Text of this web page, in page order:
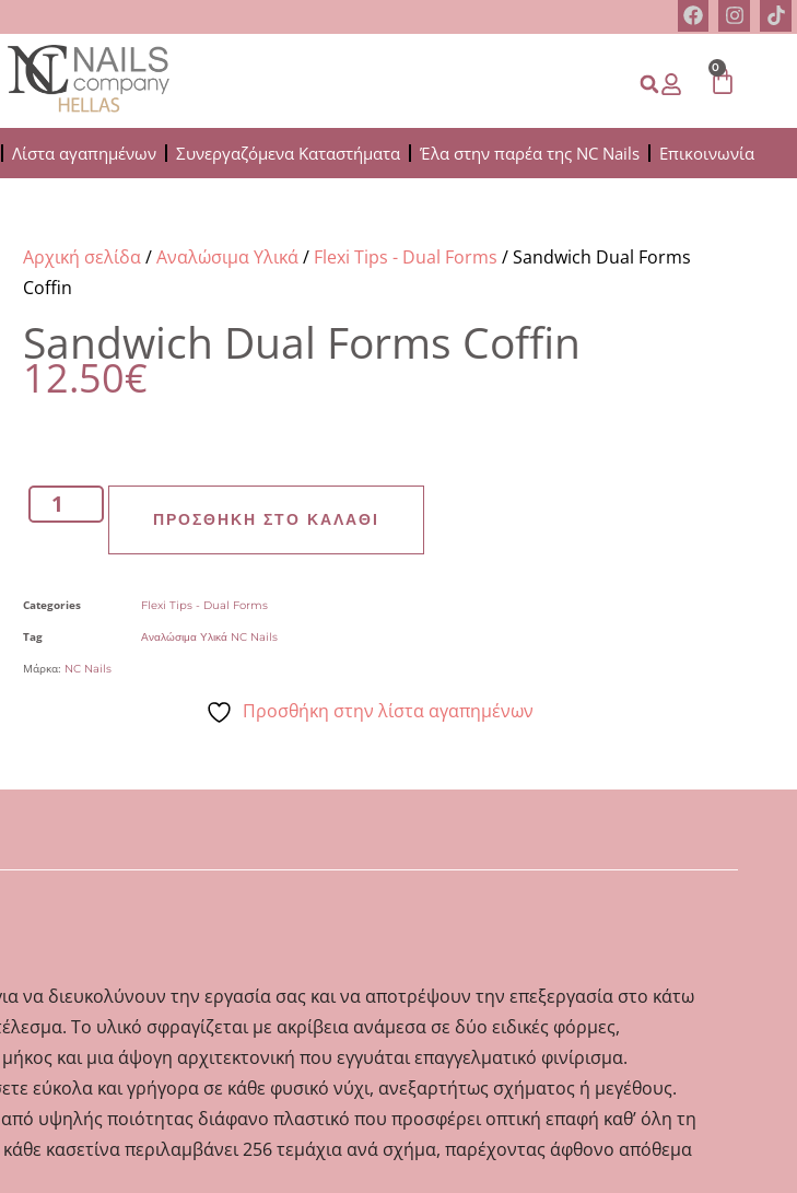
0
Λίστα αγαπημένων Συνεργαζόμενα Καταστήματα Έλα στην παρέα της NC Nails Επικοινωνία
Αρχική σελίδα/Αναλώσιμα Υλικά/ Flexi Tips - Dual Forms / Sandwich Dual Forms
Coffin
Sandwich Dual Forms Coffin
12.50€
ΠΡΟΣΘΉΚΗ ΣΤΟ ΚΑΛΆΘΙ
Categories Flexi Tips - Dual Forms
Tag Αναλώσιμα Υλικά NC Nails
Μάρκα: NC Nails
Προσθήκη στην λίστα αγαπημένων
να διευκολύνουν την εργασία σας και να αποτρέψουν την επεξεργασία στο κάτω
Το υλικό σφραγίζεται με ακρίβεια ανάμεσα σε δύο ειδικές φόρμες,
και μια άψογη αρχιτεκτονική που εγγυάται επαγγελματικό φινίρισμα.
εύκολα και γρήγορα σε κάθε φυσικό νύχι, ανεξαρτήτως σχήματος ή μεγέθους.
υψηλής ποιότητας διάφανο πλαστικό που προσφέρει οπτική επαφή καθ’ όλη τη
κασετίνα περιλαμβάνει 256 τεμάχια ανά σχήμα, παρέχοντας άφθονο απόθεμα